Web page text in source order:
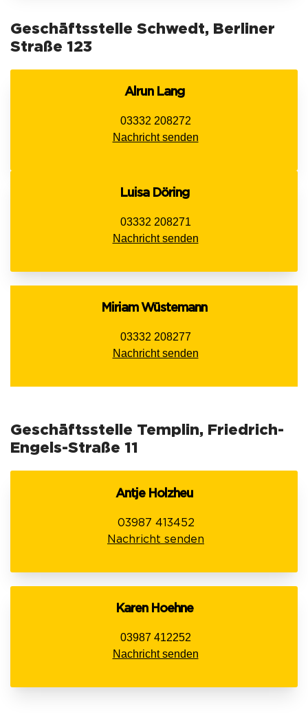
Geschäftsstelle Schwedt, Berliner
Straße 123
Alrun Lang
03332 208272
Nachricht senden
Luisa Döring
03332 208271
Nachricht senden
Miriam Wüstemann
03332 208277
Nachricht senden
Geschäftsstelle Templin, Friedrich-
Engels-Straße 11
Antje Holzheu
03987 413452
Nachricht senden
Karen Hoehne
03987 412252
Nachricht senden